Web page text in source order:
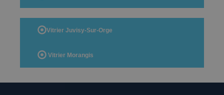
Vitrier Juvisy-Sur-Orge
Vitrier Morangis